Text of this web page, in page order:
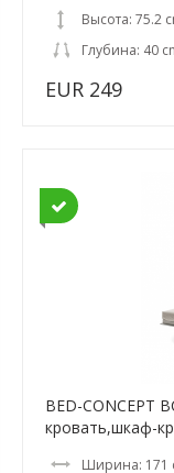
Высота: 75.2
Глубина: 40
EUR 249
BED-CONCEPT
кровать,шкаф-
Ширина: 171